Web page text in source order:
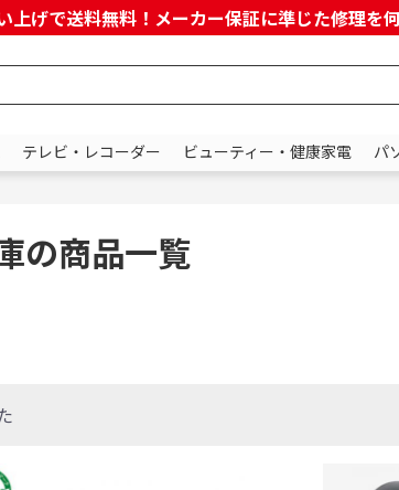
げで送料無料！メーカー保証に準じた修理を
テレビ・レコーダー ビューティー・健康家電 パ
の商品一覧